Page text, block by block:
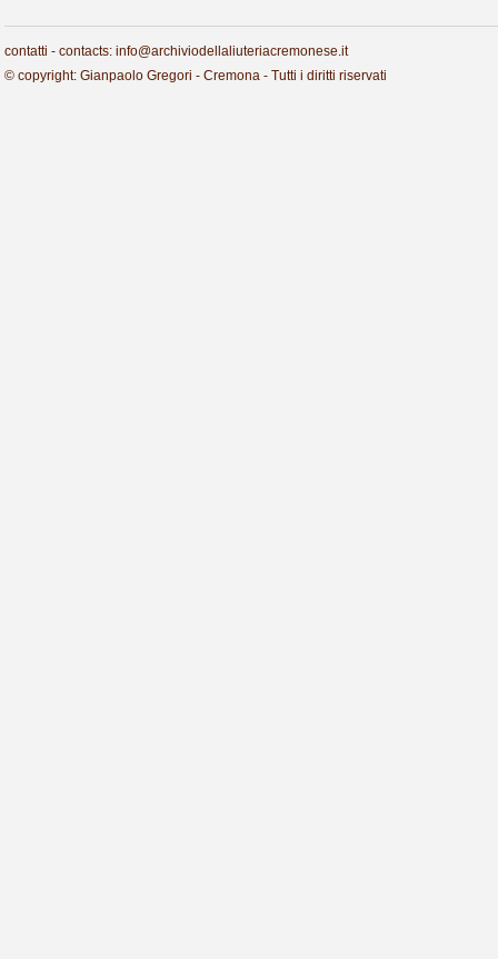
contatti - contacts: info@archiviodellaliuteriacremonese.it
© copyright: Gianpaolo Gregori - Cremona - Tutti i diritti riservati